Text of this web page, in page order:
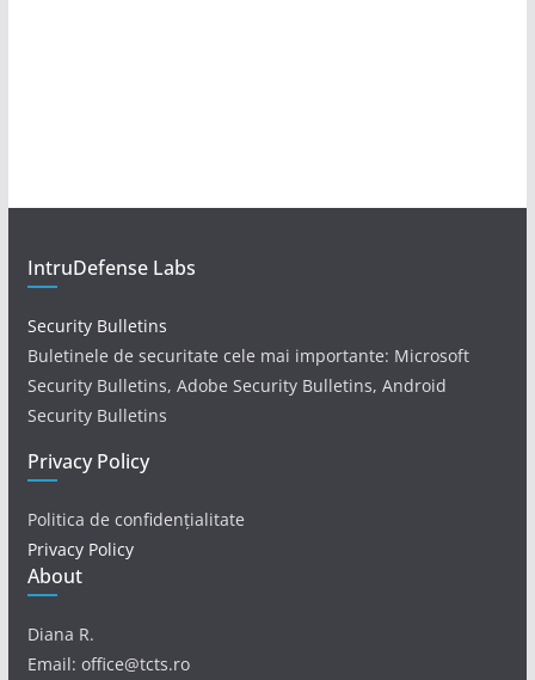
IntruDefense Labs
Security Bulletins
Buletinele de securitate cele mai importante: Microsoft
Security Bulletins, Adobe Security Bulletins, Android
Security Bulletins
Privacy Policy
Politica de confidențialitate
Privacy Policy
About
Diana R.
Email: office@tcts.ro